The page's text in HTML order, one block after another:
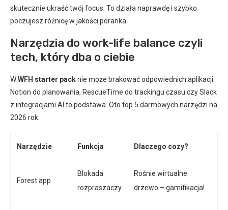
skutecznie ukraść twój focus. To działa naprawdę i szybko
poczujesz różnicę w jakości poranka.
Narzędzia do work-life balance czyli
tech, który dba o ciebie
WWFH starter packnie może brakować odpowiednich aplikacji.
Notion do planowania, RescueTime do trackingu czasu czy Slack
z integracjami AI to podstawa. Oto top 5 darmowych narzędzi na
2026 rok.
Narzędzie Funkcja Dlaczego cozy?
Forest app
Blokada
rozpraszaczy
Rośnie wirtualne
drzewo – gamifikacja!